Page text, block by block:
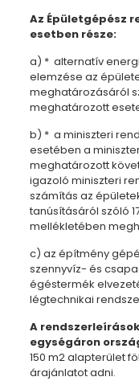
Az Épületgépész
esetben része:
a) * alternatív
elemzése az
meghatározásáról
meghatározott
b) * a miniszteri
esetében a
meghatározott
igazoló miniszteri
számítás az
tanúsításáról szóló
mellékletében
c) az építmény
szennyvíz- és
égéstermék
légtechnikai
A
egységáron
150 m2 alapterület
árajánlatot adni.